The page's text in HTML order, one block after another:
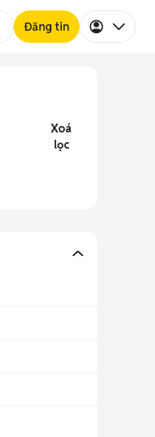
Đăng tin
Xoá
lọc